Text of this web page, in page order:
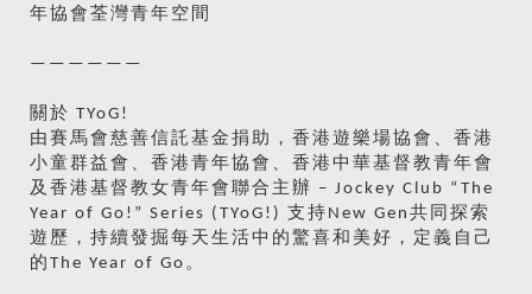
年協會荃灣青年空間
——————
關於 TYoG!
由賽馬會慈善信託基金捐助，香港遊樂場協會、香港
小童群益會、香港青年協會、香港中華基督教青年會
及香港基督教女青年會聯合主辦 – Jockey Club “The
Year of Go!” Series (TYoG!) 支持New Gen共同探索
遊歷，持續發掘每天生活中的驚喜和美好，定義自己
的The Year of Go。